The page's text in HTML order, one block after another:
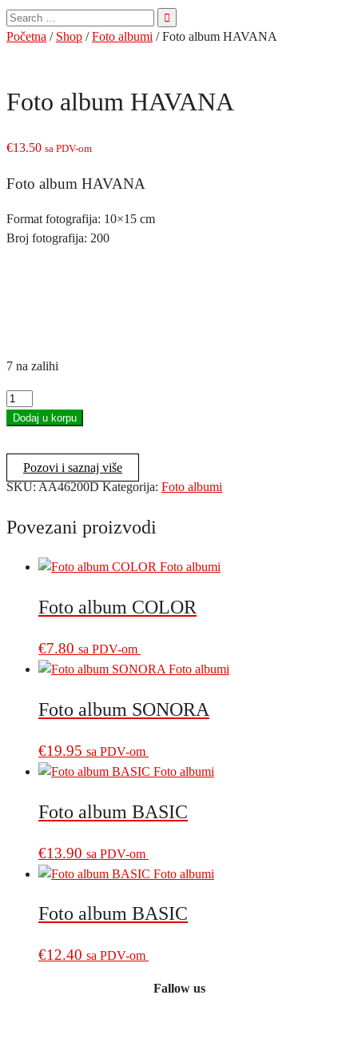
Pretraga
za:
Početna / Shop /Foto albumi / Foto album HAVANA
Foto album HAVANA
€13.50 sa PDV-om
Foto album HAVANA
Format fotografija: 10×15 cm
Broj fotografija: 200
7 na zalihi
Foto
album
količina
Dodaj u korpu
Pozovi i saznaj više
SKU: AA46200D Kategorija: Foto albumi
Povezani proizvodi
Foto album COLOR
€7.80 sa PDV-om
Foto album SONORA
€19.95 sa PDV-om
Foto album BASIC
€13.90 sa PDV-om
Foto album BASIC
€12.40 sa PDV-om
Fallow us